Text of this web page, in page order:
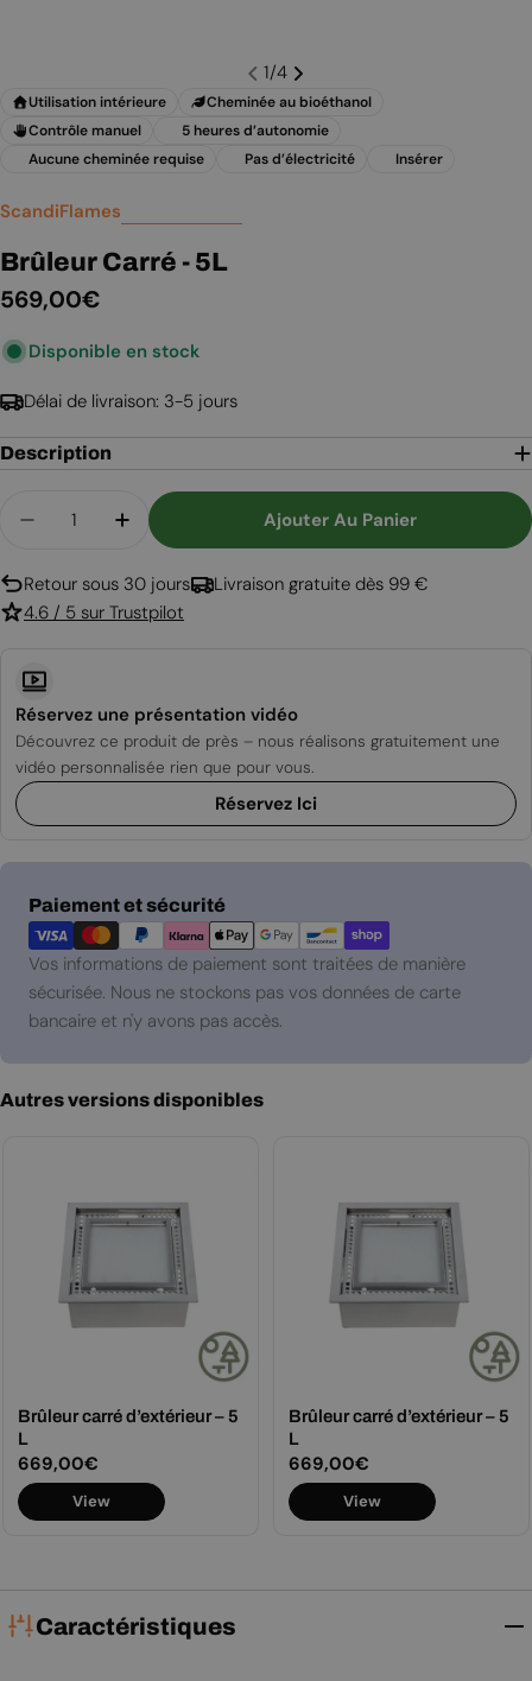
1/4
Utilisation intérieure
Cheminée au bioéthanol
Contrôle manuel
5 heures d’autonomie
Aucune cheminée requise
Pas d’électricité Insérer
ScandiFlames
Brûleur Carré - 5L
Prix
régulier
569,00€
Disponible en stock
Délai de livraison: 3-5 jours
Description
Diminuer La Quantité Pour Brûleur Carré - 5L
Augmenter La Quantité Pour Brûleur
Ajouter Au Panier
Retour sous 30 jours
Livraison gratuite dès 99 €
4.6 / 5 sur Trustpilot
Réservez une présentation vidéo
Découvrez ce produit de près – nous réalisons gratuitement une
vidéo personnalisée rien que pour vous.
Réservez Ici
Paiement et sécurité
Modes
de
paiement
Vos informations de paiement sont traitées de manière
sécurisée. Nous ne stockons pas vos données de carte
bancaire et n'y avons pas accès.
Autres versions disponibles
Brûleur carré d’extérieur – 5
L
Prix
régulier
669,00€
View
Brûleur carré d’extérieur – 5
L
Prix
régulier
669,00€
View
Caractéristiques